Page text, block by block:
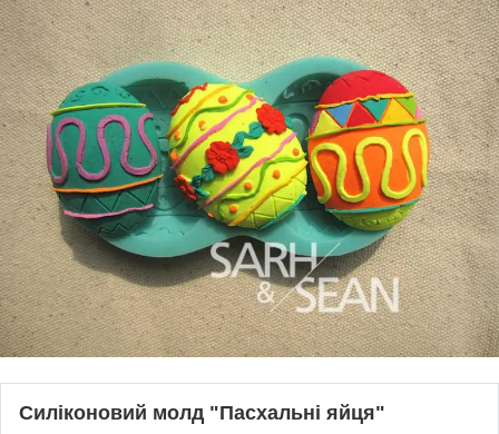
Силіконовий молд "Пасхальні яйця"